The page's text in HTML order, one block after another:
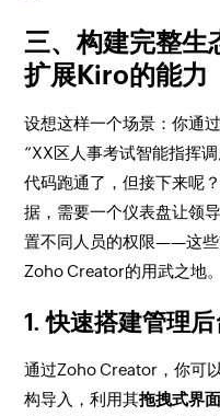
三、构建完整
扩展Kiro的能力
设想这样一个场景：你通
“XX区人事考试智能指挥
代码跑通了，但接下来呢
据，需要一个仪表盘让领
置不同人员的权限——这些
Zoho Creator的用武之地。
1. 快速搭建管理后
通过Zoho Creator，你可
构导入，利用其拖拽式界